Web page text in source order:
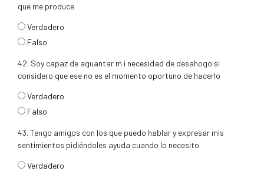
que me produce
respuesta41
Verdadero
Falso
42. Soy capaz de aguantar m i necesidad de desahogo si
considero que ese no es el momento oportuno de hacerlo
respuesta42
Verdadero
Falso
43. Tengo amigos con los que puedo hablar y expresar mis
sentimientos pidiéndoles ayuda cuando lo necesito
respuesta43
Verdadero